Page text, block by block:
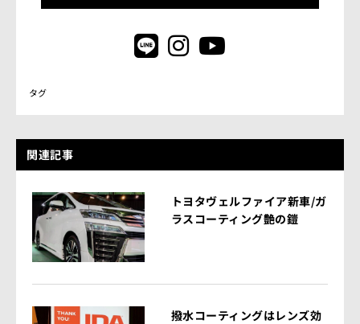
タグ
関連記事
トヨタヴェルファイア新車/ガ
ラスコーティング艶の鎧
撥水コーティングはレンズ効